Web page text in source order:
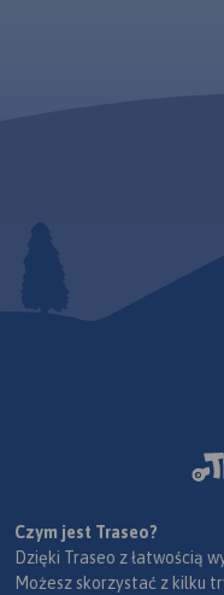
Czym jest Traseo?
Dzięki Traseo z łatwością
Możesz skorzystać z kilku